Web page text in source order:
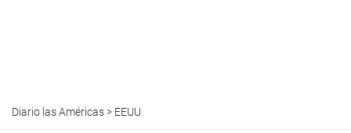
Diario las Américas> EEUU